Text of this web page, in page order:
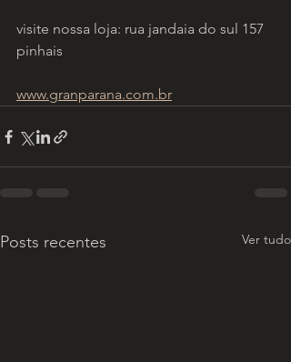
visite nossa loja: rua jandaia do sul 157
pinhais
www.granparana.com.br
Posts recentes Ver tudo